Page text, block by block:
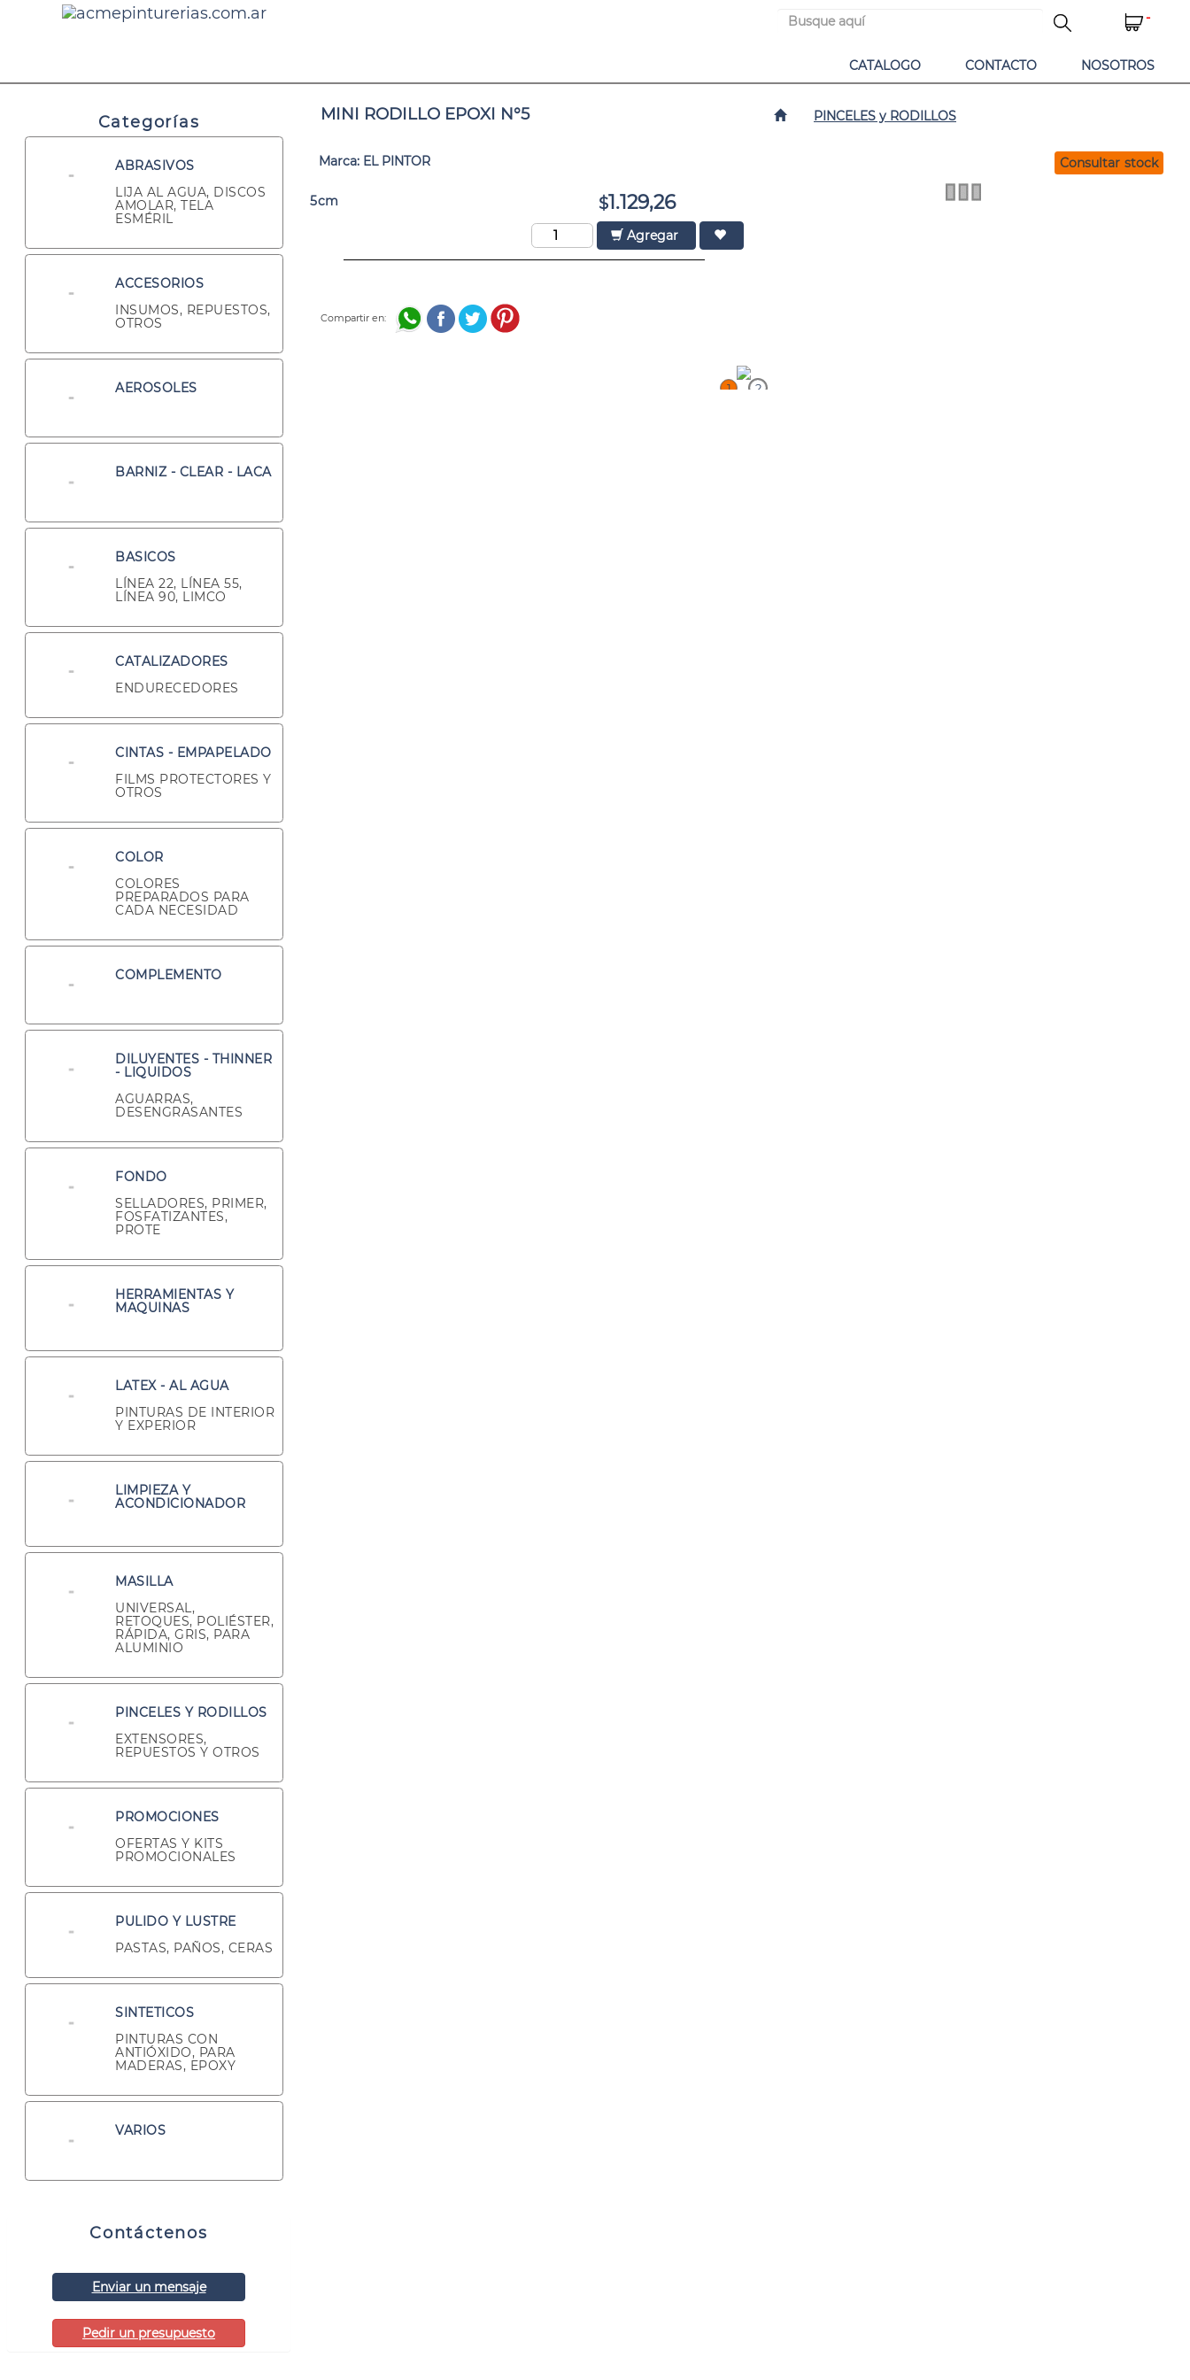
-
CATALOGO CONTACTO NOSOTROS
Categorías
ABRASIVOS
LIJA AL AGUA, DISCOS
AMOLAR, TELA
ESMÉRIL
ACCESORIOS
INSUMOS, REPUESTOS,
OTROS
AEROSOLES
BARNIZ - CLEAR - LACA
BASICOS
LÍNEA 22, LÍNEA 55,
LÍNEA 90, LIMCO
CATALIZADORES
ENDURECEDORES
CINTAS - EMPAPELADO
FILMS PROTECTORES Y
OTROS
COLOR
COLORES
PREPARADOS PARA
CADA NECESIDAD
COMPLEMENTO
DILUYENTES - THINNER
- LIQUIDOS
AGUARRAS,
DESENGRASANTES
FONDO
SELLADORES, PRIMER,
FOSFATIZANTES,
PROTE
HERRAMIENTAS Y
MAQUINAS
LATEX - AL AGUA
PINTURAS DE INTERIOR
Y EXPERIOR
LIMPIEZA Y
ACONDICIONADOR
MASILLA
UNIVERSAL,
RETOQUES, POLIÉSTER,
RÁPIDA, GRIS, PARA
ALUMINIO
PINCELES Y RODILLOS
EXTENSORES,
REPUESTOS Y OTROS
PROMOCIONES
OFERTAS Y KITS
PROMOCIONALES
PULIDO Y LUSTRE
PASTAS, PAÑOS, CERAS
SINTETICOS
PINTURAS CON
ANTIÓXIDO, PARA
MADERAS, EPOXY
VARIOS
Contáctenos
Enviar un mensaje
Pedir un presupuesto
MINI RODILLO EPOXI N°5 PINCELES y RODILLOS
Consultar stock
Marca: EL PINTOR
5cm $1.129,26
Agregar
Compartir en:
1 2